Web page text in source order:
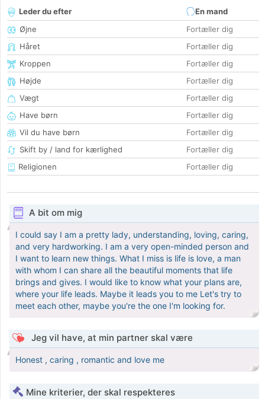
Leder du efter
En mand
Øjne
Fortæller dig
Håret
Fortæller dig
Kroppen
Fortæller dig
Højde
Fortæller dig
Vægt
Fortæller dig
Have børn
Fortæller dig
Vil du have børn
Fortæller dig
Skift by / land for kærlighed
Fortæller dig
Religionen
Fortæller dig
A bit om mig
I could say I am a pretty lady, understanding, loving, caring,
and very hardworking. I am a very open-minded person and
I want to learn new things. What I miss is life is love, a man
with whom I can share all the beautiful moments that life
brings and gives. I would like to know what your plans are,
where your life leads. Maybe it leads you to me Let's try to
meet each other, maybe you're the one I'm looking for.
Jeg vil have, at min partner skal være
Honest , caring , romantic and love me
Mine kriterier, der skal respekteres